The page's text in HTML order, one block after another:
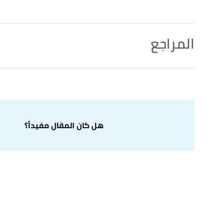
المراجع
,pcworld, Retrieved 18/1/2023.هل كان المقال مفيداً؟